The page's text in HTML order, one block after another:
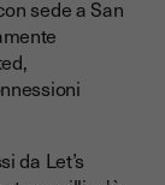
sede a San
da Let’s